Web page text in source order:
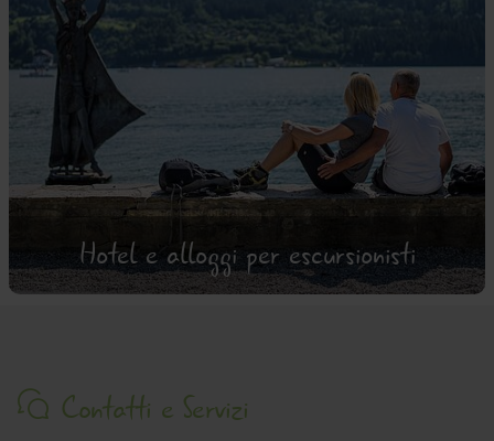
Hotel e alloggi per escursionisti
Contatti e Servizi